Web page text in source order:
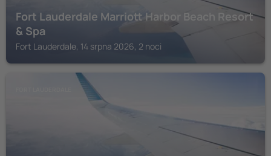
Fort Lauderdale Marriott Harbor Beach Resort
& Spa
Fort Lauderdale, 14 srpna 2026, 2 noci